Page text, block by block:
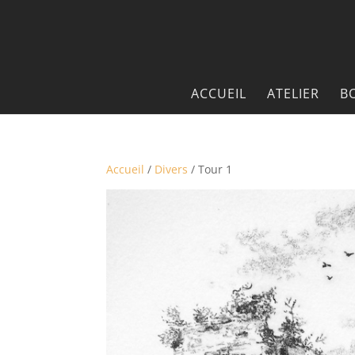
ACCUEIL ATELIER
Accueil / Divers / Tour 1